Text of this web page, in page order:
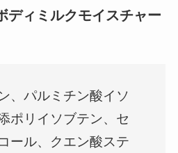
ディミルクモイスチャー
、パルミチン酸イソ
ポリイソブテン、セ
ール、クエン酸ステ